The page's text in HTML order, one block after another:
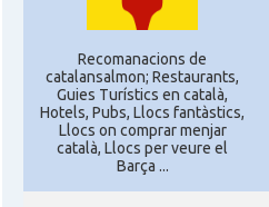
Recomanacions de
catalansalmon; Restaurants,
Guies Turístics en català,
Hotels, Pubs, Llocs fantàstics,
Llocs on comprar menjar
català, Llocs per veure el
Barça ...